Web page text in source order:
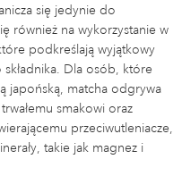
się jedynie do
również na wykorzystanie w
podkreślają wyjątkowy
Dla osób, które
japońską, matcha odgrywa
smakowi oraz
przeciwutleniacze,
takie jak magnez i